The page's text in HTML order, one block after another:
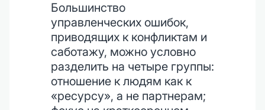
Большинство
управленческих ошибок,
приводящих к конфликтам и
саботажу, можно условно
разделить на четыре группы:
отношение к людям как к
«ресурсу», а не партнерам;